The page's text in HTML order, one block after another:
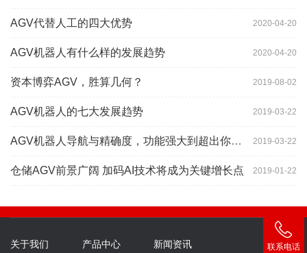
2020-04-20
AGV代替人工的四大优势
2020-04-20
AGV机器人有什么样的发展趋势
2019-08-02
资本博弈AGV，胜算几何？
2019-03-22
AGV机器人的七大发展趋势
2019-03-22
AGV机器人导航与精确度，功能强大到超出你想象
2019-01-22
仓储AGV前景广阔 加码AI技术将成为关键增长点
关于我们
产品中心
新闻资讯
联系电话